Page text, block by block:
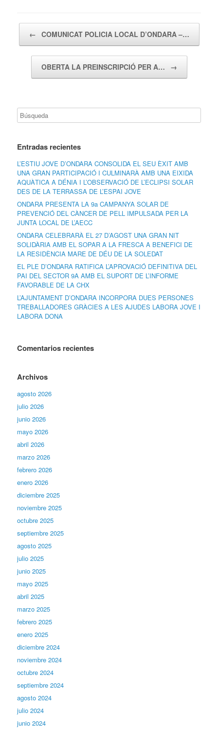
← COMUNICAT POLICIA LOCAL D’ONDARA –…
OBERTA LA PREINSCRIPCIÓ PER A… →
Entradas recientes
L’ESTIU JOVE D’ONDARA CONSOLIDA EL SEU ÈXIT AMB
UNA GRAN PARTICIPACIÓ I CULMINARÀ AMB UNA EIXIDA
AQUÀTICA A DÉNIA I L’OBSERVACIÓ DE L’ECLIPSI SOLAR
DES DE LA TERRASSA DE L’ESPAI JOVE
ONDARA PRESENTA LA 9a CAMPANYA SOLAR DE
PREVENCIÓ DEL CÀNCER DE PELL IMPULSADA PER LA
JUNTA LOCAL DE L’AECC
ONDARA CELEBRARÀ EL 27 D’AGOST UNA GRAN NIT
SOLIDÀRIA AMB EL SOPAR A LA FRESCA A BENEFICI DE
LA RESIDÈNCIA MARE DE DÉU DE LA SOLEDAT
EL PLE D’ONDARA RATIFICA L’APROVACIÓ DEFINITIVA DEL
PAI DEL SECTOR 9A AMB EL SUPORT DE L’INFORME
FAVORABLE DE LA CHX
L’AJUNTAMENT D’ONDARA INCORPORA DUES PERSONES
TREBALLADORES GRÀCIES A LES AJUDES LABORA JOVE I
LABORA DONA
Comentarios recientes
Archivos
agosto 2026
julio 2026
junio 2026
mayo 2026
abril 2026
marzo 2026
febrero 2026
enero 2026
diciembre 2025
noviembre 2025
octubre 2025
septiembre 2025
agosto 2025
julio 2025
junio 2025
mayo 2025
abril 2025
marzo 2025
febrero 2025
enero 2025
diciembre 2024
noviembre 2024
octubre 2024
septiembre 2024
agosto 2024
julio 2024
junio 2024